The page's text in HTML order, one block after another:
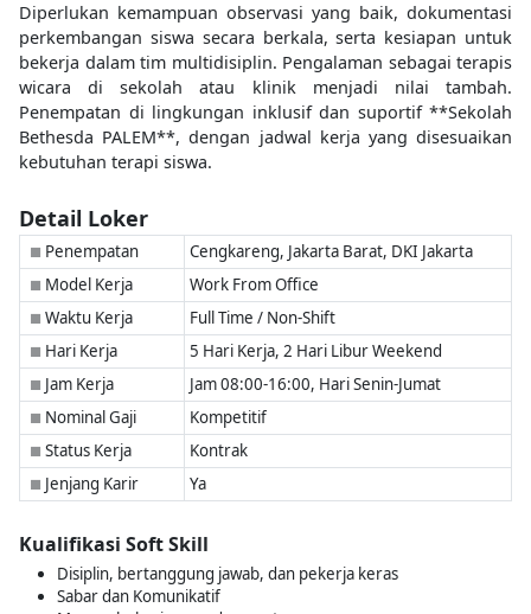
Diperlukan kemampuan observasi yang baik, dokumentasi
perkembangan siswa secara berkala, serta kesiapan untuk
bekerja dalam tim multidisiplin. Pengalaman sebagai terapis
wicara di sekolah atau klinik menjadi nilai tambah.
Penempatan di lingkungan inklusif dan suportif **Sekolah
Bethesda PALEM**, dengan jadwal kerja yang disesuaikan
kebutuhan terapi siswa.
Detail Loker
■ Penempatan Cengkareng, Jakarta Barat, DKI Jakarta
■ Model Kerja Work From Office
■ Waktu Kerja Full Time / Non-Shift
■ Hari Kerja 5 Hari Kerja, 2 Hari Libur Weekend
■ Jam Kerja Jam 08:00-16:00, Hari Senin-Jumat
■ Nominal Gaji Kompetitif
■ Status Kerja Kontrak
■ Jenjang Karir Ya
Kualifikasi Soft Skill
Disiplin, bertanggung jawab, dan pekerja keras
Sabar dan Komunikatif